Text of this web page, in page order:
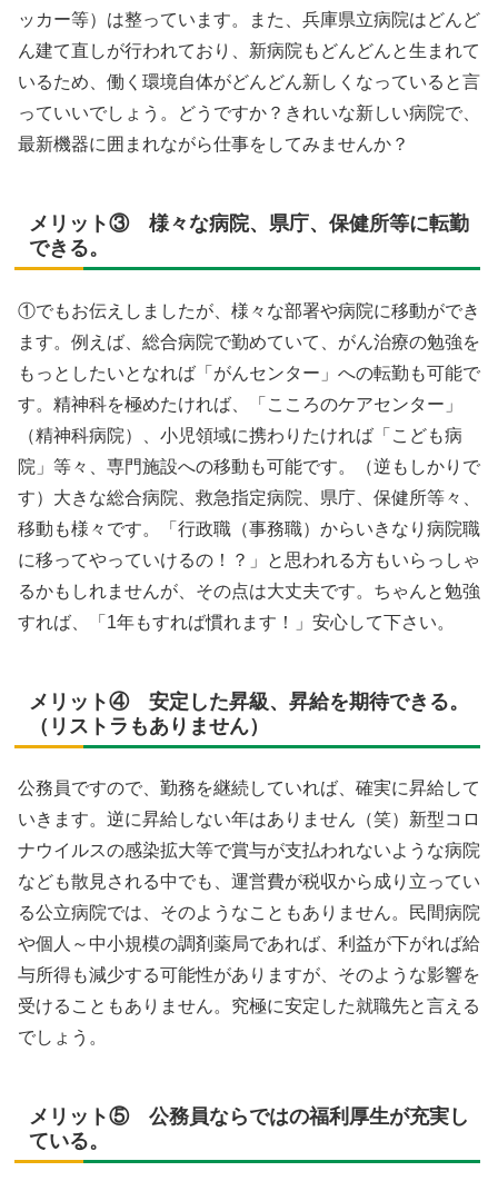
ッカー等）は整っています。また、兵庫県立病院はどんど
ん建て直しが行われており、新病院もどんどんと生まれて
いるため、働く環境自体がどんどん新しくなっていると言
っていいでしょう。どうですか？きれいな新しい病院で、
最新機器に囲まれながら仕事をしてみませんか？
メリット③ 様々な病院、県庁、保健所等に転勤
できる。
①でもお伝えしましたが、様々な部署や病院に移動ができ
ます。例えば、総合病院で勤めていて、がん治療の勉強を
もっとしたいとなれば「がんセンター」への転勤も可能で
す。精神科を極めたければ、「こころのケアセンター」
（精神科病院）、小児領域に携わりたければ「こども病
院」等々、専門施設への移動も可能です。（逆もしかりで
す）大きな総合病院、救急指定病院、県庁、保健所等々、
移動も様々です。「行政職（事務職）からいきなり病院職
に移ってやっていけるの！？」と思われる方もいらっしゃ
るかもしれませんが、その点は大丈夫です。ちゃんと勉強
すれば、「1年もすれば慣れます！」安心して下さい。
メリット④ 安定した昇級、昇給を期待できる。
（リストラもありません）
公務員ですので、勤務を継続していれば、確実に昇給して
いきます。逆に昇給しない年はありません（笑）新型コロ
ナウイルスの感染拡大等で賞与が支払われないような病院
なども散見される中でも、運営費が税収から成り立ってい
る公立病院では、そのようなこともありません。民間病院
や個人～中小規模の調剤薬局であれば、利益が下がれば給
与所得も減少する可能性がありますが、そのような影響を
受けることもありません。究極に安定した就職先と言える
でしょう。
メリット⑤ 公務員ならではの福利厚生が充実し
ている。